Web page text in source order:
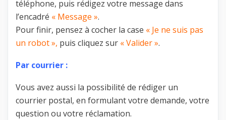
téléphone, puis rédigez votre message dans
l’encadré « Message ».
Pour finir, pensez à cocher la case « Je ne suis pas
un robot », puis cliquez sur « Valider ».
Par courrier :
Vous avez aussi la possibilité de rédiger un
courrier postal, en formulant votre demande, votre
question ou votre réclamation.